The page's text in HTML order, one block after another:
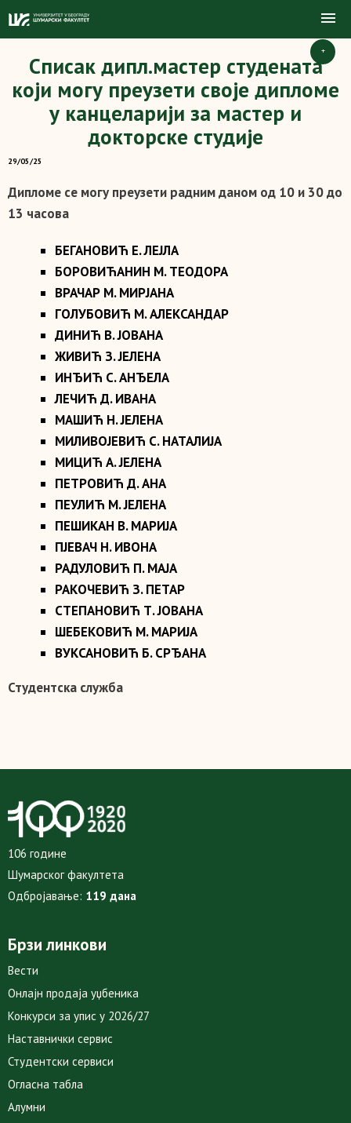
+
Списак дипл.мастер студената
који могу преузети своје дипломе
у канцеларији за мастер и
докторске студије
29/05/25
Дипломе се могу преузети радним даном од 10 и 30 до
13 часова
БЕГАНОВИЋ Е. ЛЕЈЛА
БОРОВИЋАНИН М. ТЕОДОРА
ВРАЧАР М. МИРЈАНА
ГОЛУБОВИЋ М. АЛЕКСАНДАР
ДИНИЋ В. ЈОВАНА
ЖИВИЋ З. ЈЕЛЕНА
ИНЂИЋ С. АНЂЕЛА
ЛЕЧИЋ Д. ИВАНА
МАШИЋ Н. ЈЕЛЕНА
МИЛИВОЈЕВИЋ С. НАТАЛИЈА
МИЦИЋ А. ЈЕЛЕНА
ПЕТРОВИЋ Д. АНА
ПЕУЛИЋ М. ЈЕЛЕНА
ПЕШИКАН В. МАРИЈА
ПЈЕВАЧ Н. ИВОНА
РАДУЛОВИЋ П. МАЈА
РАКОЧЕВИЋ З. ПЕТАР
СТЕПАНОВИЋ Т. ЈОВАНА
ШЕБЕКОВИЋ М. МАРИЈА
ВУКСАНОВИЋ Б. СРЂАНА
Студентска служба
106 године
Шумарског факултета
Одбројавање: 119 дана
Брзи линкови
Вести
Онлајн продаја уџбеника
Конкурси за упис у 2026/27
Наставнички сервис
Студентски сервиси
Огласна табла
Алумни